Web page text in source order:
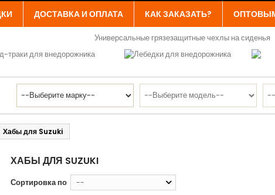
ДОСТАВКА И ОПЛАТА КАК ЗАКАЗАТЬ?
Хабы для Suzuki
ХАБЫ ДЛЯ SUZUKI
Сортировка по --